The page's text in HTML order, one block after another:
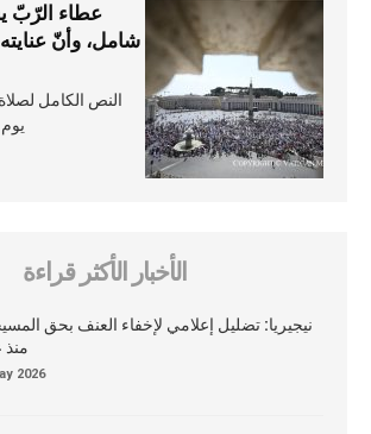
عطاء الرّبّ
شامل، وأنّ عنايته
النص الكامل
يوم
الأخبار الأكثر قراءة
نيجيريا: تضليل إعلامي لإخفاء العنف بحق
منذ
2026